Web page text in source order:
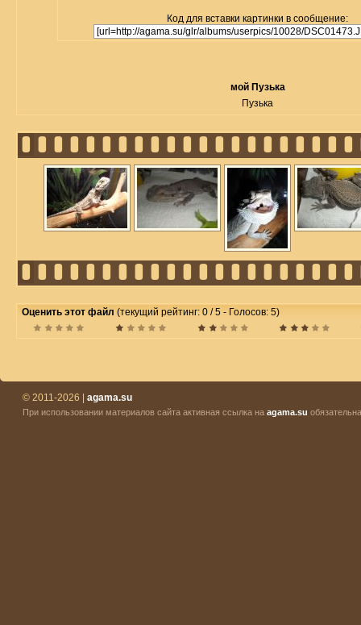
Код для вставки картинки в сообщение:
мой Пузька
Пузька
Оценить этот файл (текущий рейтинг: 0 / 5 - Голосов: 5)
© 2011-2026 | agama.su
При использовании материалов сайта активная ссылка на agama.su